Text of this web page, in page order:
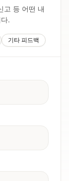
고 등 어떤 내
.
기타 피드백